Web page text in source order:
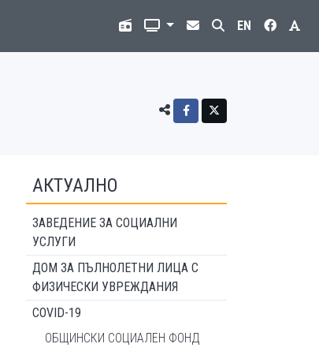
EN
АКТУАЛНО
ЗАВЕДЕНИЕ ЗА СОЦИАЛНИ
УСЛУГИ
ДОМ ЗА ПЪЛНОЛЕТНИ ЛИЦА С
ФИЗИЧЕСКИ УВРЕЖДАНИЯ
COVID-19
ОБЩИНСКИ СОЦИАЛЕН ФОНД